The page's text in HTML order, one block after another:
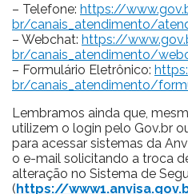
– Telefone: https://
br/canais_atendimento/
– Webchat: https://
br/canais_atendimento/
– Formulário Eletrônico:
br/canais_atendimento/
Lembramos ainda que,
utilizem o login pelo Gov.br
para acessar sistemas da
o e-mail solicitando a troca
alteração no Sistema de
(https://